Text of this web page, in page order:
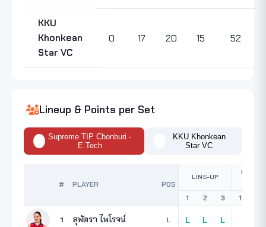
KKU
Khonkean
Star VC
0 17 20 15 52
Lineup & Points per Set
Supreme TIP Chonburi -
E.Tech
KKU Khonkean
Star VC
# PLAYER POS
LINE-UP
1 2 3 1
1 สุพัตรา ไพโรจน์ L L L L